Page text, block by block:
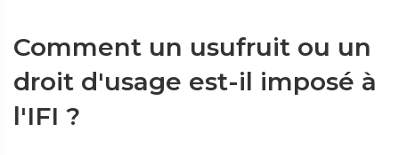
Comment un usufruit ou un
droit d'usage est-il imposé à
l'IFI ?